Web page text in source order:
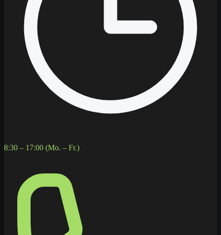
8:30 – 17:00 (Mo. – Fr.)